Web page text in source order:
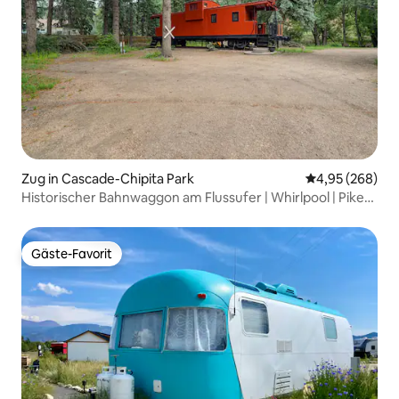
Zug in Cascade-Chipita Park
4,95 (268)
Historischer Bahnwaggon am Flussufer | Whirlpool | Pikes
Gäste-Favorit
Gäste-Favorit